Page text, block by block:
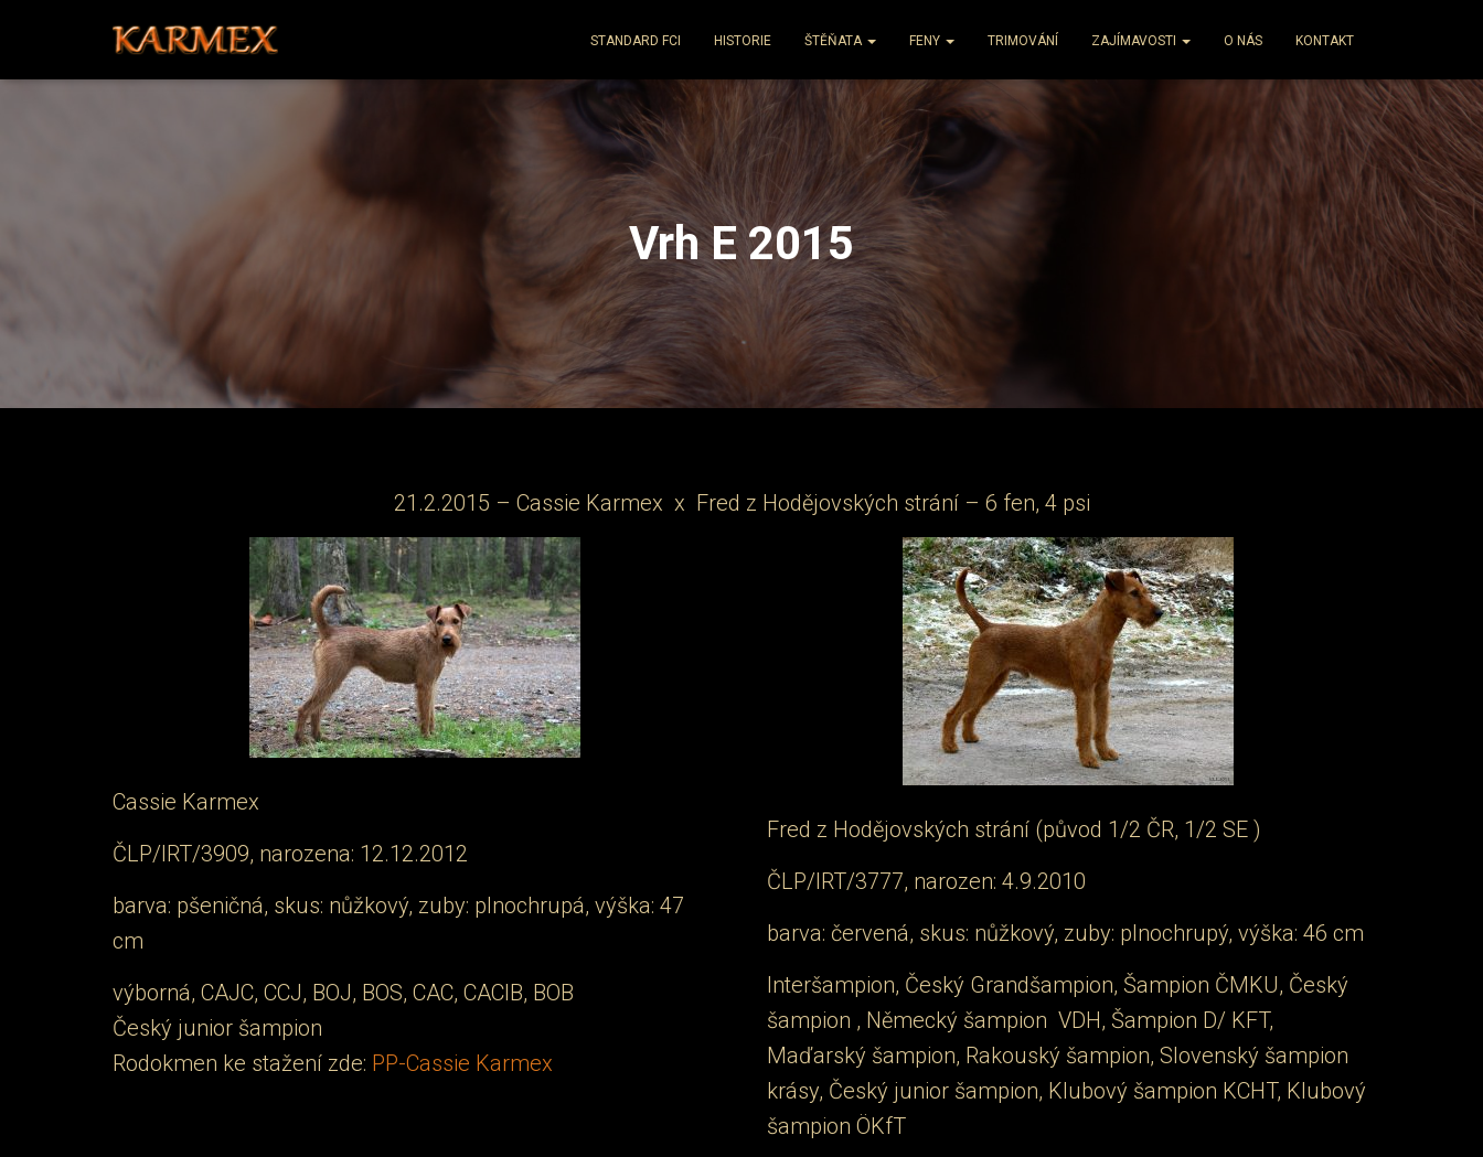
STANDARD FCI HISTORIE ŠTĚŇATA FENY TRIMOVÁNÍ ZAJÍMAVOSTI O NÁS KONTAKT
Vrh E 2015
21.2.2015 – Cassie Karmex x Fred z Hodějovských strání – 6 fen, 4 psi
Cassie Karmex
ČLP/IRT/3909, narozena: 12.12.2012
barva: pšeničná, skus: nůžkový, zuby: plnochrupá, výška: 47
cm
výborná, CAJC, CCJ, BOJ, BOS, CAC, CACIB, BOB
Český junior šampion
Rodokmen ke stažení zde: PP-Cassie Karmex
Fred z Hodějovských strání (původ 1/2 ČR, 1/2 SE )
ČLP/IRT/3777, narozen: 4.9.2010
barva: červená, skus: nůžkový, zuby: plnochrupý, výška: 46 cm
Interšampion, Český Grandšampion, Šampion ČMKU, Český
šampion , Německý šampion VDH, Šampion D/ KFT,
Maďarský šampion, Rakouský šampion, Slovenský šampion
krásy, Český junior šampion, Klubový šampion KCHT, Klubový
šampion ÖKfT